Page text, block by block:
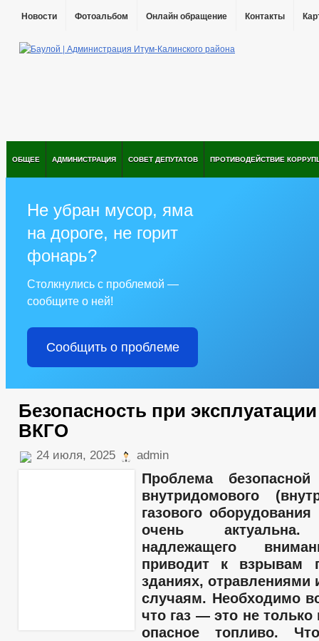
Новости Фотоальбом Онлайн обращение Контакты
ОБЩЕЕ АДМИНИСТРАЦИЯ СОВЕТ ДЕПУТАТОВ ПРОТИВОДЕЙСТВИЕ
Не убран мусор, яма
на дороге, не горит
фонарь?
Столкнулись с проблемой —
сообщите о ней!
Сообщить о проблеме
Безопасность при
ВКГО
24 июля, 2025 admin
Проблема безопасной
внутридомового
газового
очень актуальна.
надлежащего
приводит к взрывам
зданиях, отравлениями
случаям. Необходимо
что газ — это не только
опасное топливо.